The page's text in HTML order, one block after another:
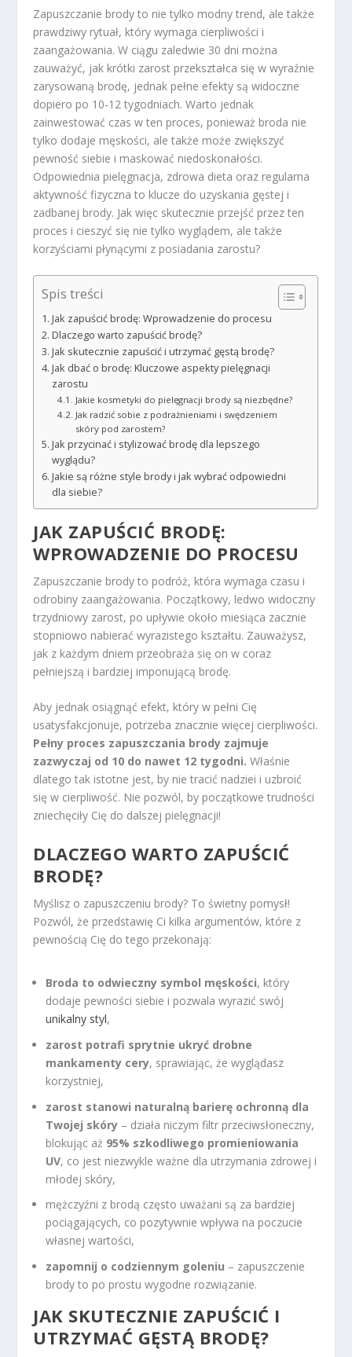
Zapuszczanie brody to nie tylko modny trend, ale także
prawdziwy rytuał, który wymaga cierpliwości i
zaangażowania. W ciągu zaledwie 30 dni można
zauważyć, jak krótki zarost przekształca się w wyraźnie
zarysowaną brodę, jednak pełne efekty są widoczne
dopiero po 10-12 tygodniach. Warto jednak
zainwestować czas w ten proces, ponieważ broda nie
tylko dodaje męskości, ale także może zwiększyć
pewność siebie i maskować niedoskonałości.
Odpowiednia pielęgnacja, zdrowa dieta oraz regularna
aktywność fizyczna to klucze do uzyskania gęstej i
zadbanej brody. Jak więc skutecznie przejść przez ten
proces i cieszyć się nie tylko wyglądem, ale także
korzyściami płynącymi z posiadania zarostu?
Spis treści
Jak zapuścić brodę: Wprowadzenie do procesu
Dlaczego warto zapuścić brodę?
Jak skutecznie zapuścić i utrzymać gęstą brodę?
Jak dbać o brodę: Kluczowe aspekty pielęgnacji
zarostu
Jakie kosmetyki do pielęgnacji brody są niezbędne?
Jak radzić sobie z podrażnieniami i swędzeniem
skóry pod zarostem?
Jak przycinać i stylizować brodę dla lepszego
wyglądu?
Jakie są różne style brody i jak wybrać odpowiedni
dla siebie?
JAK ZAPUŚCIĆ BRODĘ:
WPROWADZENIE DO PROCESU
Zapuszczanie brody to podróż, która wymaga czasu i
odrobiny zaangażowania. Początkowy, ledwo widoczny
trzydniowy zarost, po upływie około miesiąca zacznie
stopniowo nabierać wyrazistego kształtu. Zauważysz,
jak z każdym dniem przeobraża się on w coraz
pełniejszą i bardziej imponującą brodę.
Aby jednak osiągnąć efekt, który w pełni Cię
usatysfakcjonuje, potrzeba znacznie więcej cierpliwości.
Pełny proces zapuszczania brody zajmuje
zazwyczaj od 10 do nawet 12 tygodni. Właśnie
dlatego tak istotne jest, by nie tracić nadziei i uzbroić
się w cierpliwość. Nie pozwól, by początkowe trudności
zniechęciły Cię do dalszej pielęgnacji!
DLACZEGO WARTO ZAPUŚCIĆ
BRODĘ?
Myślisz o zapuszczeniu brody? To świetny pomysł!
Pozwól, że przedstawię Ci kilka argumentów, które z
pewnością Cię do tego przekonają:
Broda to odwieczny symbol męskości, który
dodaje pewności siebie i pozwala wyrazić swój
unikalny styl,
zarost potrafi sprytnie ukryć drobne
mankamenty cery, sprawiając, że wyglądasz
korzystniej,
zarost stanowi naturalną barierę ochronną dla
Twojej skóry – działa niczym filtr przeciwsłoneczny,
blokując aż 95% szkodliwego promieniowania
UV, co jest niezwykle ważne dla utrzymania zdrowej i
młodej skóry,
mężczyźni z brodą często uważani są za bardziej
pociągających, co pozytywnie wpływa na poczucie
własnej wartości,
zapomnij o codziennym goleniu – zapuszczenie
brody to po prostu wygodne rozwiązanie.
JAK SKUTECZNIE ZAPUŚCIĆ I
UTRZYMAĆ GĘSTĄ BRODĘ?